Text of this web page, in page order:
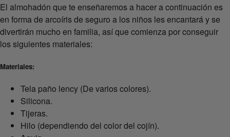
El almohadón que te enseñaremos a hacer a continuación es
en forma de arcoíris de seguro a los niños les encantará y se
divertirán mucho en familia, así que comienza por conseguir
los siguientes materiales:
Materiales:
Tela paño lency (De varios colores).
Silicona.
Tijeras.
Hilo (dependiendo del color del cojín).